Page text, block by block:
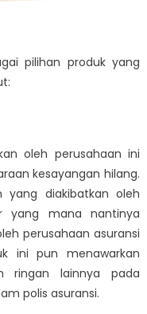
pilihan produk yang
oleh perusahaan ini
kesayangan hilang.
yang diakibatkan oleh
yang mana nantinya
perusahaan asuransi
ini pun menawarkan
ringan lainnya pada
polis asuransi.